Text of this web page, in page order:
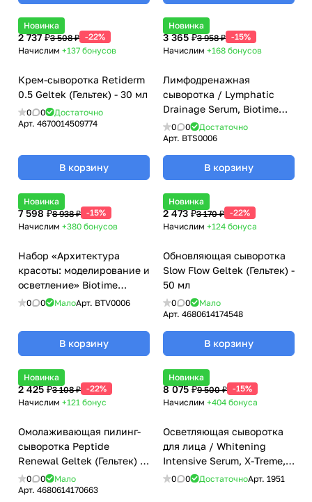
Новинка
2 737 ₽3 508 ₽ -22%
Начислим +137 бонусов
Крем-сыворотка Retiderm
0.5 Geltek (Гельтек) - 30 мл
0 0
Достаточно
Арт. 4670014509774
В корзину
Новинка
3 365 ₽3 958 ₽ -15%
Начислим +168 бонусов
Лимфодренажная
сыворотка / Lymphatic
Drainage Serum, Biotime
(Биотайм) - 30 мл
0 0
Достаточно
Арт. BTS0006
В корзину
Новинка
7 598 ₽8 938 ₽ -15%
Начислим +380 бонусов
Набор «Архитектура
красоты: моделирование и
осветление» Biotime
(Биотайм)
0 0 МалоАрт. BTV0006
В корзину
Новинка
2 473 ₽3 170 ₽ -22%
Начислим +124 бонуса
Обновляющая сыворотка
Slow Flow Geltek (Гельтек) -
50 мл
0 0
Мало
Арт. 4680614174548
В корзину
Новинка
2 425 ₽3 108 ₽ -22%
Начислим +121 бонус
Омолаживающая пилинг-
сыворотка Peptide
Renewal Geltek (Гельтек) -
50 мл
0 0
Мало
Арт. 4680614170663
Новинка
8 075 ₽9 500 ₽ -15%
Начислим +404 бонуса
Осветляющая сыворотка
для лица / Whitening
Intensive Serum, X-Treme,
Klapp (Клапп) - 30 мл
0 0 ДостаточноАрт. 1951